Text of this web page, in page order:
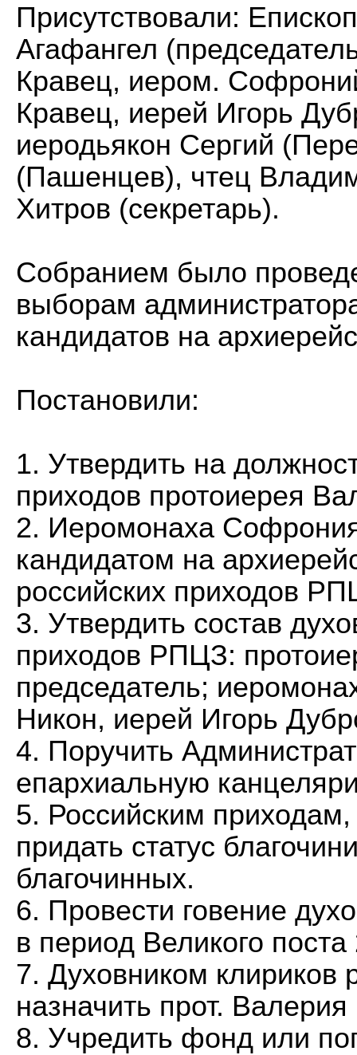
Присутствовали:
Агафангел
Кравец, иером.
Кравец, иерей Игорь
иеродьякон Сергий
(Пашенцев), чтец
Хитров (секретарь).
Собранием было
выборам
кандидатов на
Постановили:
1. Утвердить на
приходов протоиерея
2. Иеромонаха
кандидатом на
российских приходов
3. Утвердить состав
приходов РПЦЗ:
председатель;
Никон, иерей Игорь
4. Поручить
епархиальную
5. Российским
придать статус
благочинных.
6. Провести говение
в период Великого
7. Духовником клириков
назначить прот.
8. Учредить фонд или